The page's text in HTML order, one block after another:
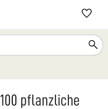
pflanzliche